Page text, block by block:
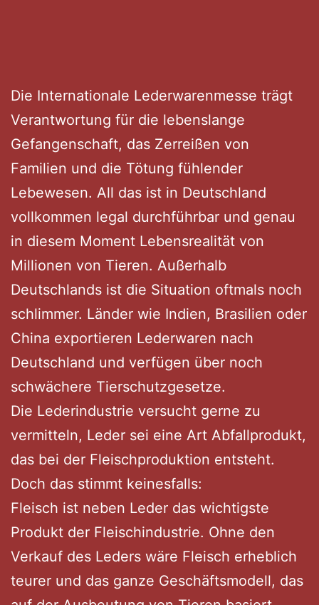
Die Internationale Lederwarenmesse trägt
Verantwortung für die lebenslange
Gefangenschaft, das Zerreißen von
Familien und die Tötung fühlender
Lebewesen. All das ist in Deutschland
vollkommen legal durchführbar und genau
in diesem Moment Lebensrealität von
Millionen von Tieren. Außerhalb
Deutschlands ist die Situation oftmals noch
schlimmer. Länder wie Indien, Brasilien oder
China exportieren Lederwaren nach
Deutschland und verfügen über noch
schwächere Tierschutzgesetze.
Die Lederindustrie versucht gerne zu
vermitteln, Leder sei eine Art Abfallprodukt,
das bei der Fleischproduktion entsteht.
Doch das stimmt keinesfalls:
Fleisch ist neben Leder das wichtigste
Produkt der Fleischindustrie. Ohne den
Verkauf des Leders wäre Fleisch erheblich
teurer und das ganze Geschäftsmodell, das